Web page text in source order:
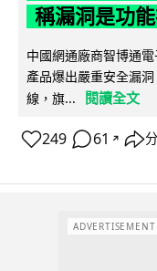
稱漏洞是功
中國網通廠商智博通
產品爆出嚴重安全漏
線，旗...
閱讀全文
249 61 ↗
ADVERTISEMENT